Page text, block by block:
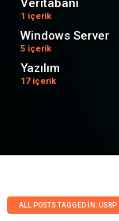
Veritabanı
1 içerik
Windows Server
5 içerik
Yazılım
17 içerik
ALL POSTS TAGGED IN: USRP